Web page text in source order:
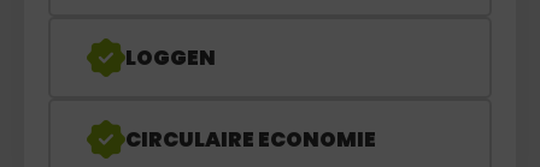
LOGGEN
CIRCULAIRE ECONOMIE